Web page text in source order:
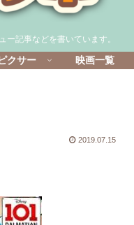
ー記事などを書いています。
クサー 映画一覧
2019.07.15